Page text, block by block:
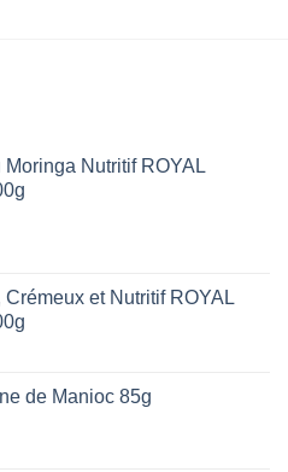
Nutritif ROYAL
€.
et Nutritif ROYAL
de Manioc 85g